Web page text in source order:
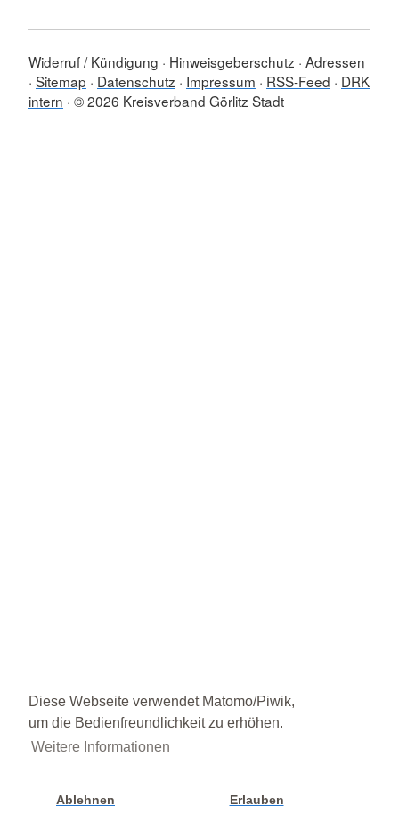
Diese Webseite verwendet Matomo/Piwik,
um die Bedienfreundlichkeit zu erhöhen.
Weitere Informationen
Ablehnen Erlauben
Widerruf / Kündigung Hinweisgeberschutz Adressen
Sitemap
Datenschutz Impressum RSS-Feed
DRK
intern © 2026 Kreisverband Görlitz Stadt